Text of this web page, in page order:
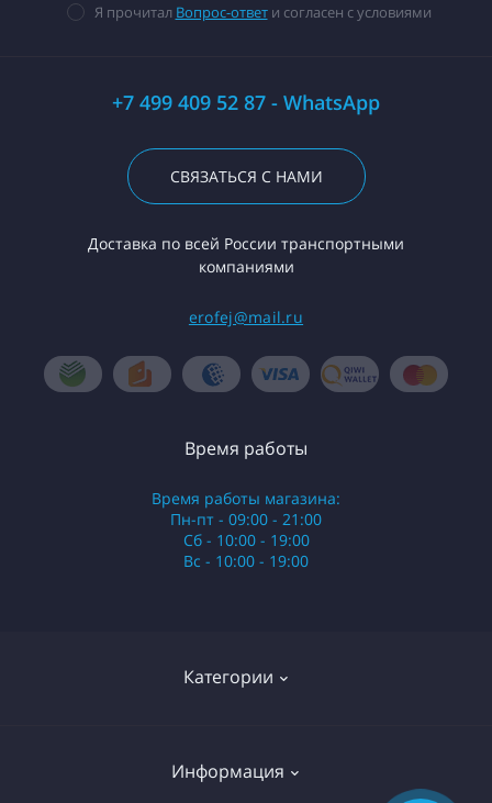
Я прочитал Вопрос-ответи согласен с условиями
+7 499 409 52 87 - WhatsApp
СВЯЗАТЬСЯ С НАМИ
Доставка по всей России транспортными
компаниями
erofej@mail.ru
Категории
Информация
Время работы
Время работы магазина:
Пн-пт - 09:00 - 21:00
Сб - 10:00 - 19:00
Вс - 10:00 - 19:00